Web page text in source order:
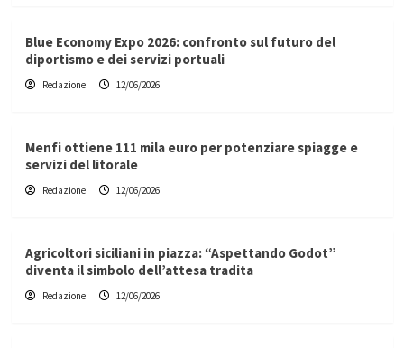
Blue Economy Expo 2026: confronto sul futuro del
diportismo e dei servizi portuali
Redazione 12/06/2026
Menfi ottiene 111 mila euro per potenziare spiagge e
servizi del litorale
Redazione 12/06/2026
Agricoltori siciliani in piazza: “Aspettando Godot”
diventa il simbolo dell’attesa tradita
Redazione 12/06/2026